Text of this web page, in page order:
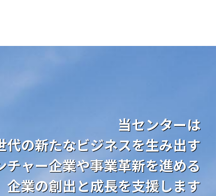
当センターは
代の新たなビジネスを生み出す
チャー企業や事業革新を進める
企業の創出と成長を支援します